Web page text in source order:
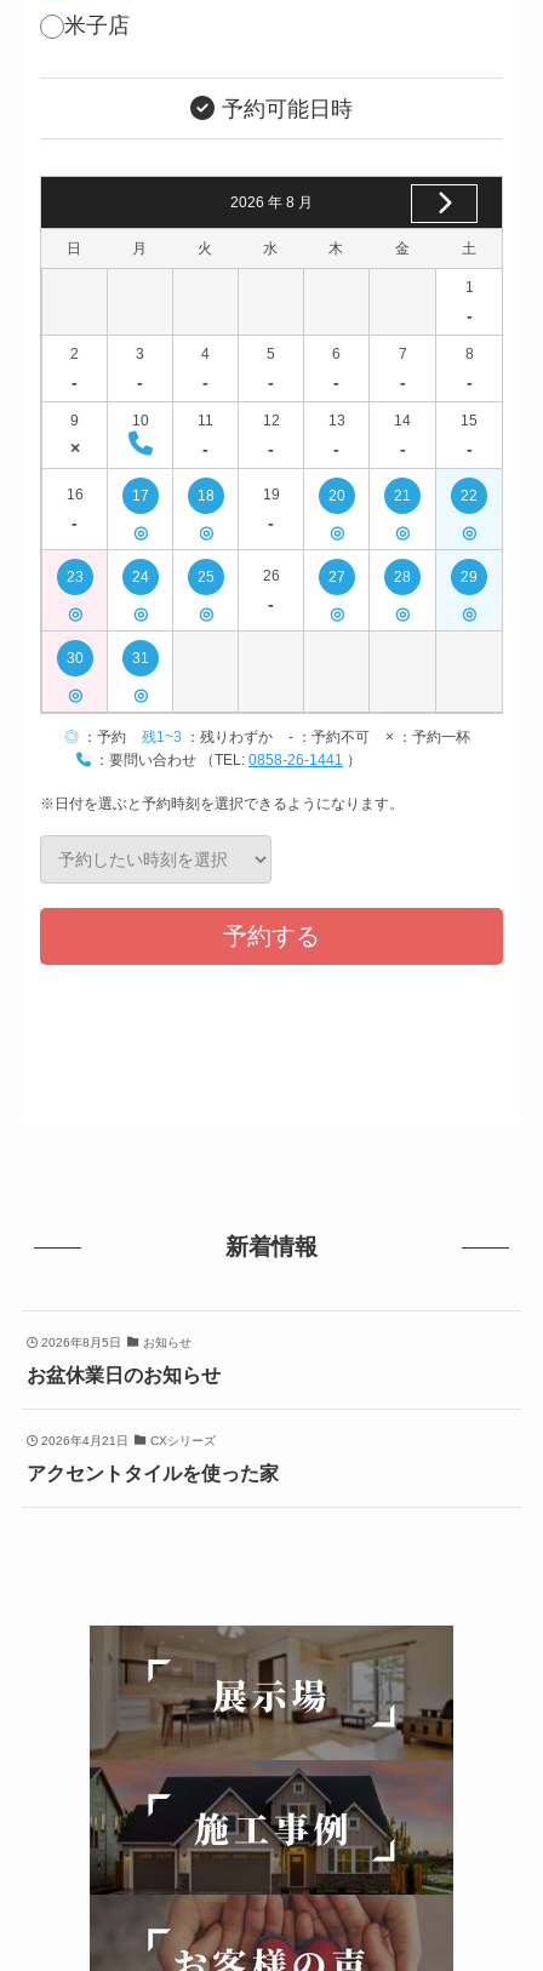
米子店
予約可能日時
新着情報
2026年8月5日 お知らせ
お盆休業日のお知らせ
2026年4月21日 CXシリーズ
アクセントタイルを使った家